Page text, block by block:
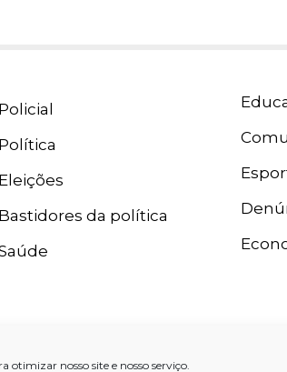
otimizar nosso site e nosso serviço.
Policial
Política
Eleições
Bastidores da política